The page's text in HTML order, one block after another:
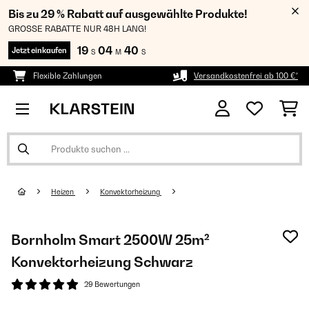
Bis zu 29 % Rabatt auf ausgewählte Produkte!
GROSSE RABATTE NUR 48H LANG!
Jetzt einkaufen 19 S 04 M 40 S
Flexible Zahlungen Versandkostenfrei ab 100 €*
Heizen Konvektorheizung
Bornholm Smart 2500W 25m²
Konvektorheizung Schwarz
29 Bewertungen